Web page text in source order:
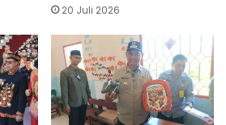
20 Juli 2026